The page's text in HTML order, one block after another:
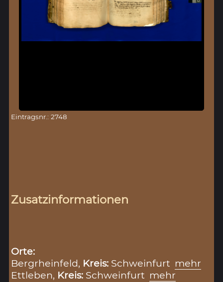
Eintragsnr.: 2748
Zusatzinformationen
Orte:
Bergrheinfeld, Kreis: Schweinfurt mehr
Ettleben, Kreis: Schweinfurt mehr